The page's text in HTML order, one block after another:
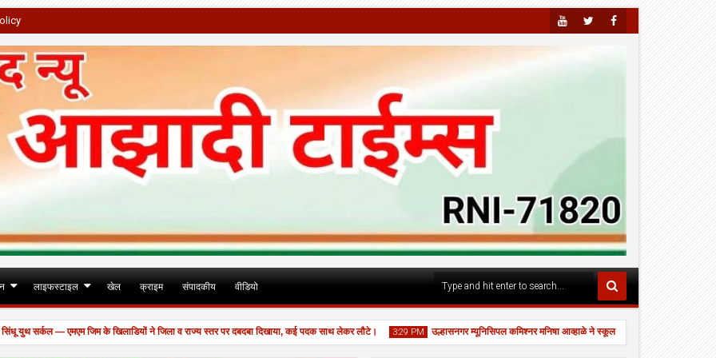
Youtu
लाइफस्टाइल खेल क्राइम संपादकीय वीडियो
— एमएम जिम के खिलाडियों ने जिला व राज्य स्तर पर दबदबा दिखाया, कई पदक साथ लेकर लौटे। 3:29 PM
उल्हासनगर म्यूनिसिपल कमिश्नर मनिषा आव्हाळे ने स्कूल नं. 24 का "घे भरारी" कार्यक्रम का